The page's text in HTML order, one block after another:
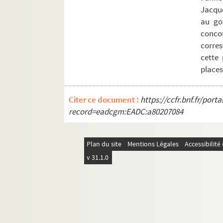
Ms Chiflet 41. « Abrégé du grand
Ms Chiflet 42. Cartularium Salinense
Ms Chiflet 43. « Inventaire des tiltres
Ms Chiflet 44. « Diverses pièces
Ms Chiflet 45. « Tome 4 de papiers
Ms Chiflet 46. « Tome 6 de papiers
Ms Chiflet 47. Démêlés entre la ville de
Ms Chiflet 48. Testaments et épitaphes
Ms Chiflet 50. Antiquités ecclésiastiques
Ms Chiflet 51. Le Saint-Suaire de
au
cette
places
Citer ce document : https://ccfr.bnf.fr/
record=eadcgm:EADC:a80207084
Plan du site Mentions Légales
v 31.1.0